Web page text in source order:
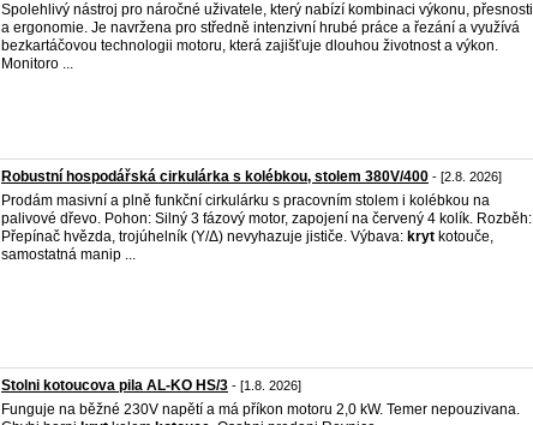
Spolehlivý nástroj pro náročné uživatele, který nabízí kombinaci výkonu, přesnosti
a ergonomie. Je navržena pro středně intenzivní hrubé práce a řezání a využívá
bezkartáčovou technologii motoru, která zajišťuje dlouhou životnost a výkon.
Monitoro ...
Robustní hospodářská cirkulárka s kolébkou, stolem 380V/400 - [2.8. 2026]
Prodám masivní a plně funkční cirkulárku s pracovním stolem i kolébkou na
palivové dřevo. Pohon: Silný 3 fázový motor, zapojení na červený 4 kolík. Rozběh:
Přepínač hvězda, trojúhelník (Y/Δ) nevyhazuje jističe. Výbava: kryt kotouče,
samostatná manip ...
Stolni kotoucova pila AL-KO HS/3 - [1.8. 2026]
Funguje na běžné 230V napětí a má příkon motoru 2,0 kW. Temer nepouzivana.